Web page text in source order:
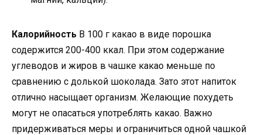
Калорийность В 100 г какао в виде порошка
содержится 200-400 ккал. При этом содержание
углеводов и жиров в чашке какао меньше по
сравнению с долькой шоколада. Зато этот напиток
отлично насыщает организм. Желающие похудеть
могут не опасаться употреблять какао. Важно
придерживаться меры и ограничиться одной чашкой